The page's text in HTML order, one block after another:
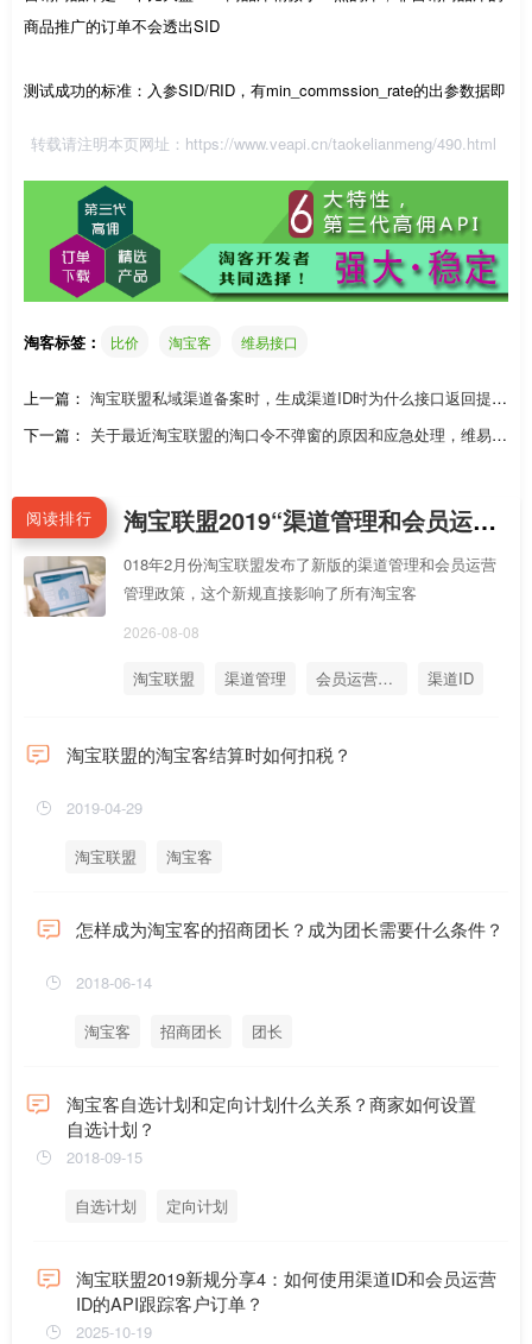
商品推广的订单不会透出SID
测试成功的标准：入参SID/RID，有min_commssion_rate的出参数据即
转载请注明本页网址： https://www.veapi.cn/taokelianmeng/490.html
淘客标签： 比价 淘宝客 维易接口
上一篇： 淘宝联盟私域渠道备案时，生成渠道ID时为什么接口返回提
示“省(province)为空”或市city为空
下一篇： 关于最近淘宝联盟的淘口令不弹窗的原因和应急处理，维易接
阅读排行 淘宝联盟2019“渠道管理和会员运营管理”新规分享1：如何使用渠道ID和会员运营ID的API绑定客户
018年2月份淘宝联盟发布了新版的渠道管理和会员运营
管理政策，这个新规直接影响了所有淘宝客
2026-08-08
淘宝联盟 渠道管理 会员运营管理
渠道ID
淘宝联盟的淘宝客结算时如何扣税？
2019-04-29
淘宝联盟 淘宝客
怎样成为淘宝客的招商团长？成为团长需要什么条件？
2018-06-14
淘宝客 招商团长 团长
淘宝客自选计划和定向计划什么关系？商家如何设置
自选计划？
2018-09-15
自选计划 定向计划
淘宝联盟2019新规分享4：如何使用渠道ID和会员运营
ID的API跟踪客户订单？
2025-10-19